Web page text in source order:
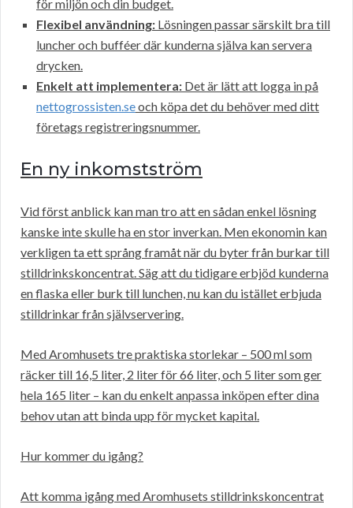
för miljön och din budget.
Flexibel användning: Lösningen passar särskilt bra till
luncher och bufféer där kunderna själva kan servera
drycken.
Enkelt att implementera: Det är lätt att logga in på
nettogrossisten.seoch köpa det du behöver med ditt
företags registreringsnummer.
En ny inkomstström
Vid först anblick kan man tro att en sådan enkel lösning
kanske inte skulle ha en stor inverkan. Men ekonomin kan
verkligen ta ett språng framåt när du byter från burkar till
stilldrinkskoncentrat. Säg att du tidigare erbjöd kunderna
en flaska eller burk till lunchen, nu kan du istället erbjuda
stilldrinkar från självservering.
Med Aromhusets tre praktiska storlekar – 500 ml som
räcker till 16,5 liter, 2 liter för 66 liter, och 5 liter som ger
hela 165 liter – kan du enkelt anpassa inköpen efter dina
behov utan att binda upp för mycket kapital.
Hur kommer du igång?
Att komma igång med Aromhusets stilldrinkskoncentrat